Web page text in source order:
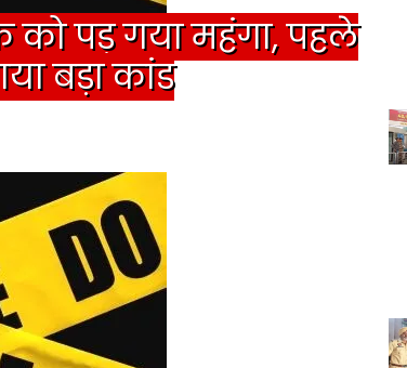
को पड़ गया महंगा, पहले
बड़ा कांड